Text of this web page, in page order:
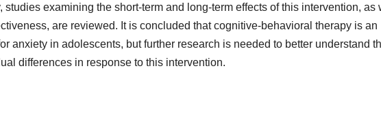
examining the short-term and long-term effects of this intervention, as
are reviewed. It is concluded that cognitive-behavioral therapy is an
anxiety in adolescents, but further research is needed to better understand
differences in response to this intervention.